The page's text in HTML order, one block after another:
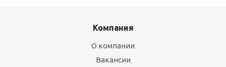
Компания
О компании
Вакансии